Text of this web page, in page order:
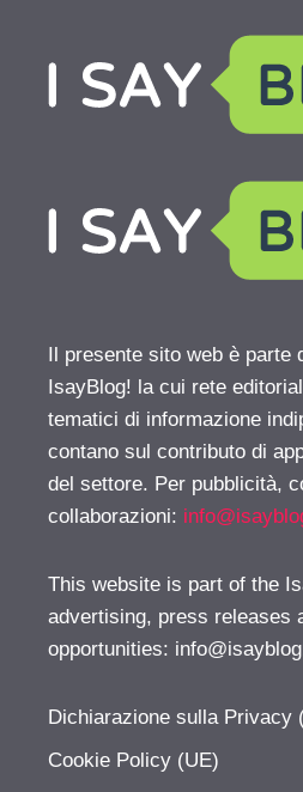
Il presente sito web è parte
IsayBlog! la cui rete
tematici di informazione
contano sul contributo di
del settore. Per pubblicità,
collaborazioni:
This website is part of the
advertising, press releases
opportunities:
Dichiarazione sulla Privacy
Cookie Policy (UE)